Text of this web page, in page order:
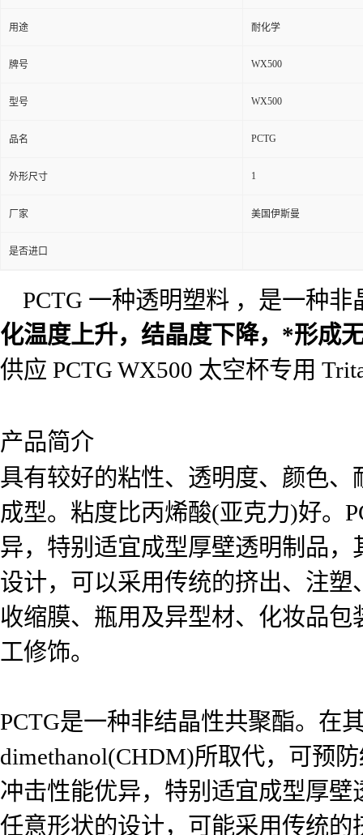
用途 耐化学
牌号 WX500
型号 WX500
品名 PCTG
外形尺寸 1
厂家 美国伊斯曼
是否进口
PCTG 一种透明塑料 ，是一种非
化温度上升，结晶度下降，*形成
供应 PCTG WX500 太空杯专用
产品简介
具有较好的粘性、透明度、颜色
成型。粘度比丙烯酸(亚克力)好。
异，特别适宜成型厚壁透明制品
设计，可以采用传统的挤出、注
收缩膜、瓶用及异型材、化妆品
工修饰。
PCTG是一种非结晶性共聚酯。在
dimethanol(CHDM)所取代，可预
冲击性能优异，特别适宜成型厚
任意形状的设计，可能采用传统